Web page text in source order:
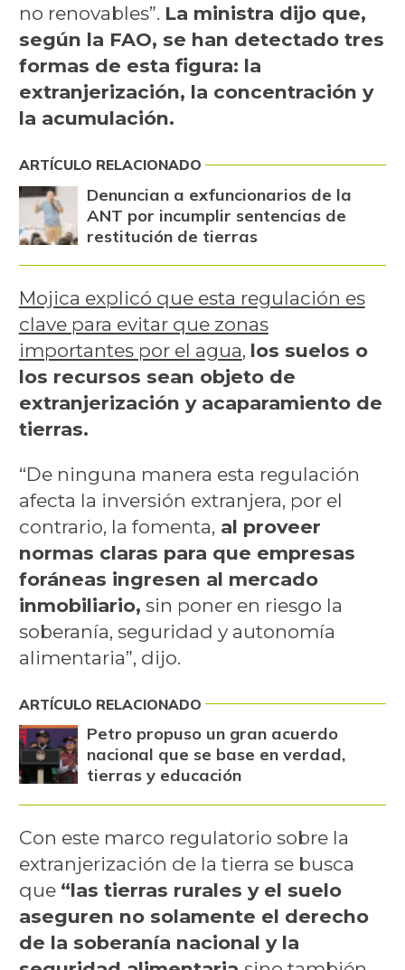
no renovables”. La ministra dijo que,
según la FAO, se han detectado tres
formas de esta figura: la
extranjerización, la concentración y
la acumulación.
ARTÍCULO RELACIONADO
Denuncian a exfuncionarios de la
ANT por incumplir sentencias de
restitución de tierras
Mojica explicó que esta regulación es
clave para evitar que zonas
importantes por el agua, los suelos o
los recursos sean objeto de
extranjerización y acaparamiento de
tierras.
“De ninguna manera esta regulación
afecta la inversión extranjera, por el
contrario, la fomenta, al proveer
normas claras para que empresas
foráneas ingresen al mercado
inmobiliario, sin poner en riesgo la
soberanía, seguridad y autonomía
alimentaria”, dijo.
ARTÍCULO RELACIONADO
Petro propuso un gran acuerdo
nacional que se base en verdad,
tierras y educación
Con este marco regulatorio sobre la
extranjerización de la tierra se busca
que “las tierras rurales y el suelo
aseguren no solamente el derecho
de la soberanía nacional y la